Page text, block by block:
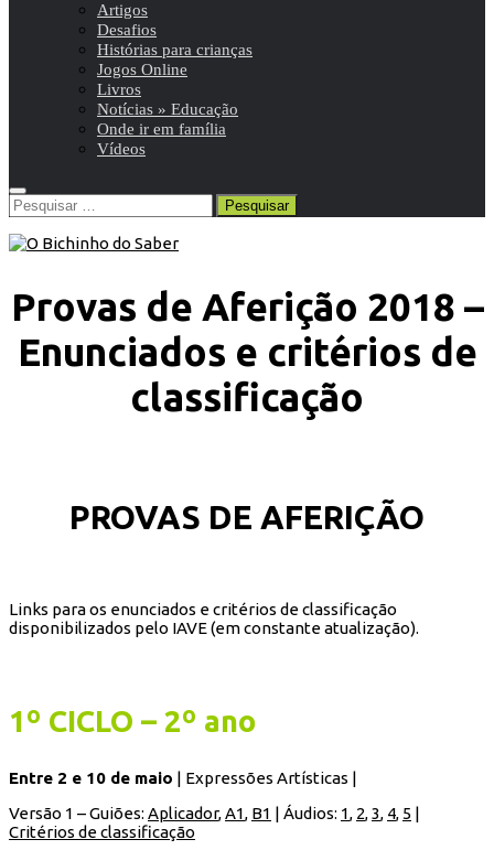
Artigos
Desafios
Histórias para crianças
Jogos Online
Livros
Notícias » Educação
Onde ir em família
Vídeos
Pesquisar
por:
Provas de Aferição 2018 –
Enunciados e critérios de
classificação
PROVAS DE AFERIÇÃO
Links para os enunciados e critérios de classificação
disponibilizados pelo IAVE (em constante atualização).
1º CICLO – 2º ano
Entre 2 e 10 de maio | Expressões Artísticas |
Versão 1 – Guiões: Aplicador,A1, B1 | Áudios: 1, 2,3, 4,5 |
Critérios de classificação